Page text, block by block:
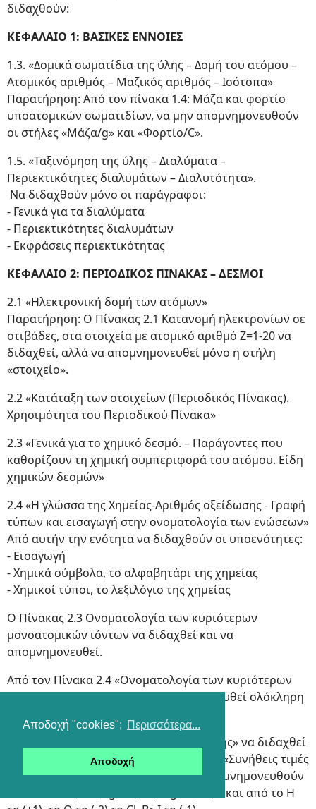
Αποδοχή "cookies"; Περισσότερα...
Αποδοχή
διδαχθούν:
ΚΕΦΑΛΑΙΟ 1: ΒΑΣΙΚΕΣ ΕΝΝΟΙΕΣ
1.3. «Δομικά σωματίδια της ύλης – Δομή του ατόμου –
Ατομικός αριθμός – Μαζικός αριθμός – Ισότοπα»
Παρατήρηση: Από τον πίνακα 1.4: Μάζα και φορτίο
υποατομικών σωματιδίων, να μην απομνημονευθούν
οι στήλες «Μάζα/g» και «Φορτίο/C».
1.5. «Ταξινόμηση της ύλης – Διαλύματα –
Περιεκτικότητες διαλυμάτων – Διαλυτότητα».
Να διδαχθούν μόνο οι παράγραφοι:
- Γενικά για τα διαλύματα
- Περιεκτικότητες διαλυμάτων
- Εκφράσεις περιεκτικότητας
ΚΕΦΑΛΑΙΟ 2: ΠΕΡΙΟΔΙΚΟΣ ΠΙΝΑΚΑΣ – ΔΕΣΜΟΙ
2.1 «Ηλεκτρονική δομή των ατόμων»
Παρατήρηση: Ο Πίνακας 2.1 Κατανομή ηλεκτρονίων σε
στιβάδες, στα στοιχεία με ατομικό αριθμό Ζ=1-20 να
διδαχθεί, αλλά να απομνημονευθεί μόνο η στήλη
«στοιχείο».
2.2 «Κατάταξη των στοιχείων (Περιοδικός Πίνακας).
Χρησιμότητα του Περιοδικού Πίνακα»
2.3 «Γενικά για το χημικό δεσμό. – Παράγοντες που
καθορίζουν τη χημική συμπεριφορά του ατόμου. Είδη
χημικών δεσμών»
2.4 «Η γλώσσα της Χημείας-Αριθμός οξείδωσης - Γραφή
τύπων και εισαγωγή στην ονοματολογία των ενώσεων»
Από αυτήν την ενότητα να διδαχθούν οι υποενότητες:
- Εισαγωγή
- Χημικά σύμβολα, το αλφαβητάρι της χημείας
- Χημικοί τύποι, το λεξιλόγιο της χημείας
Ο Πίνακας 2.3 Ονοματολογία των κυριότερων
μονοατομικών ιόντων να διδαχθεί και να
απομνημονευθεί.
Από τον Πίνακα 2.4 «Ονοματολογία των κυριότερων
πολυατομικών ιόντων» να απομνημονευθεί ολόκληρη
Από την παράγραφο «Αριθμός οξείδωσης» να διδαχθεί
μόνο ο ορισμός και από τον Πίνακα 2.5 «Συνήθεις τιμές
Α.Ο. στοιχείων σε ενώσεις τους» να απομνημονευθούν
οι Α.Ο. των K, Na, Ag, Ba, Ca, Mg, Zn, Al, F και από το Η